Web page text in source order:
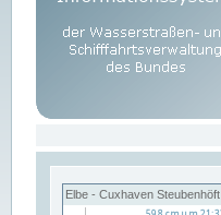
Elbe - Cuxhaven Steubenhöft